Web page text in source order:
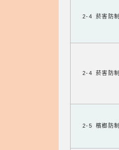
2-4 菸害防制
2-4 菸害防制
2-5 檳榔防制